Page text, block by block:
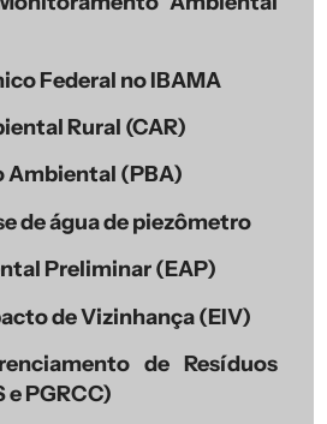
Federal no IBAMA
Rural (CAR)
Ambiental (PBA)
de água de piezômetro
Preliminar (EAP)
de Vizinhança (EIV)
de Resíduos
e PGRCC)